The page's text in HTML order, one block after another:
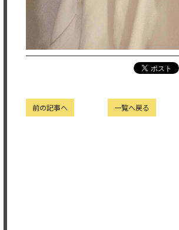
一覧へ戻る
前の記事へ